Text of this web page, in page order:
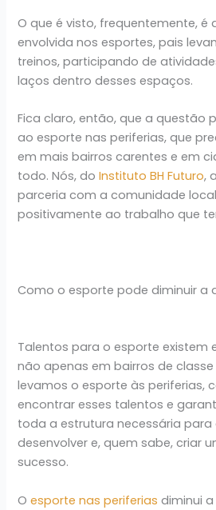
O que é visto, frequentemente, é
envolvida nos esportes, pais
treinos, participando de
laços dentro desses espaços.
Fica claro, então, que a questão
ao esporte nas periferias, que
em mais bairros carentes e em
todo. Nós, doInstituto BH Futuro,
parceria com a comunidade
positivamente ao trabalho que
Como o esporte pode diminuir a
Talentos para o esporte existem
não apenas em bairros de
levamos o esporte às periferias,
encontrar esses talentos e
toda a estrutura necessária para
desenvolver e, quem sabe, criar
sucesso.
Oesporte nas periferias diminui